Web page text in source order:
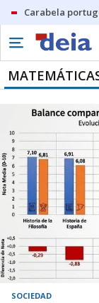
Carabela
SOCIEDAD